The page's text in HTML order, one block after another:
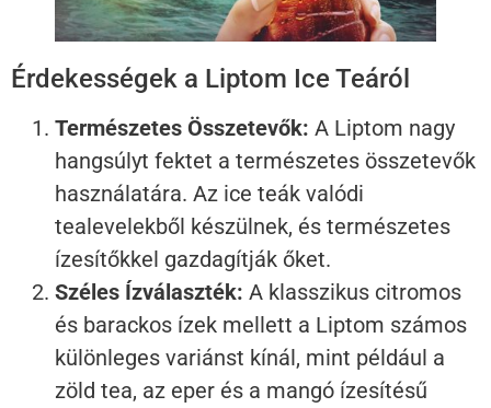
Érdekességek a Liptom Ice Teáról
Természetes Összetevők: A Liptom nagy
hangsúlyt fektet a természetes összetevők
használatára. Az ice teák valódi
tealevelekből készülnek, és természetes
ízesítőkkel gazdagítják őket.
Széles Ízválaszték: A klasszikus citromos
és barackos ízek mellett a Liptom számos
különleges variánst kínál, mint például a
zöld tea, az eper és a mangó ízesítésű